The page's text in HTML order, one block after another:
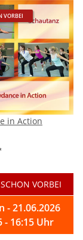
VORBEI
in Action
VORBEI
- 21.06.2026
- 16:15 Uhr